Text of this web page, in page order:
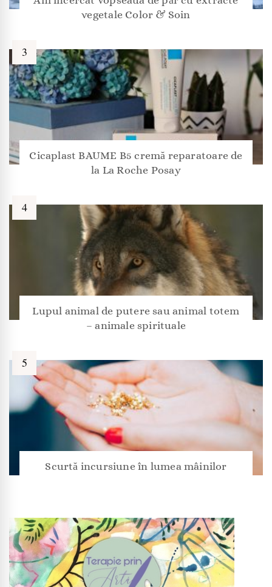
vegetale Color & Soin
Cicaplast BAUME B5 cremă reparatoare de
la La Roche Posay
Lupul animal de putere sau animal totem
– animale spirituale
Scurtă incursiune în lumea mâinilor